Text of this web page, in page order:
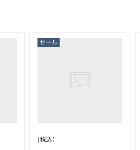
セール